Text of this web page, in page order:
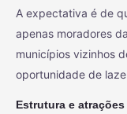
A expectativa é de
apenas moradores
municípios vizinhos
oportunidade de
Estrutura e atrações